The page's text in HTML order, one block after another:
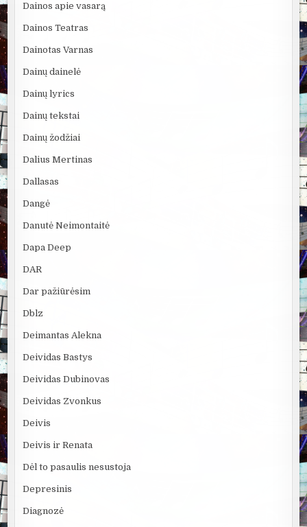
Dainos apie vasarą
Dainos Teatras
Dainotas Varnas
Dainų dainelė
Dainų lyrics
Dainų tekstai
Dainų žodžiai
Dalius Mertinas
Dallasas
Dangė
Danutė Neimontaitė
Dapa Deep
DAR
Dar pažiūrėsim
Dblz
Deimantas Alekna
Deividas Bastys
Deividas Dubinovas
Deividas Zvonkus
Deivis
Deivis ir Renata
Dėl to pasaulis nesustoja
Depresinis
Diagnozė